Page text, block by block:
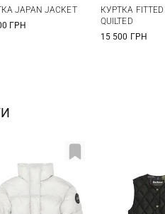
JAPAN JACKET
ГРН
КУРТКА FITTED
QUILTED
15 500 ГРН